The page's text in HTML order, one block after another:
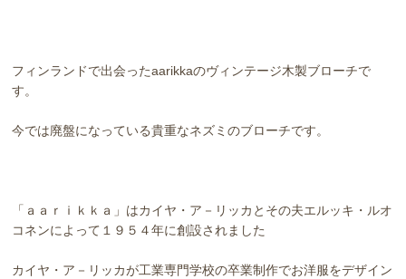
フィンランドで出会ったaarikkaのヴィンテージ木製ブローチで
す。
今では廃盤になっている貴重なネズミのブローチです。
「ａａｒｉｋｋａ」はカイヤ・ア－リッカとその夫エルッキ・ルオ
コネンによって１９５４年に創設されました
カイヤ・ア－リッカが工業専門学校の卒業制作でお洋服をデザイン